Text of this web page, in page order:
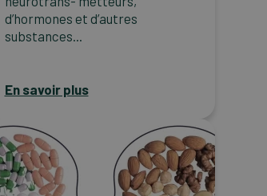
d’hormones et d’autres
substances...
En savoir plus